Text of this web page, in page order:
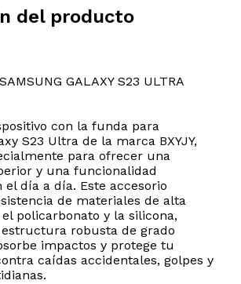
del producto
GALAXY S23 ULTRA
con la funda para
S23 Ultra de la marca BXYJY,
para ofrecer una
y una funcionalidad
el día a día. Este accesorio
de materiales de alta
policarbonato y la silicona,
robusta de grado
impactos y protege tu
caídas accidentales, golpes y